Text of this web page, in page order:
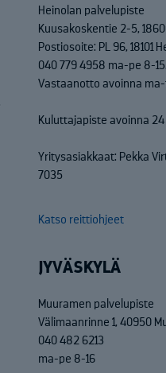
Heinolan palvelupiste
Kuusakoskentie 2-5,
Postiosoite: PL 96, 18101
040 779 4958 ma-pe 8-
Vastaanotto avoinna
Kuluttajapiste avoinna
Yritysasiakkaat: Pekka
7035
Katso reittiohjeet
JYVÄSKYLÄ
Muuramen palvelupiste
Välimaanrinne 1, 40950
040 482 6213
ma-pe 8-16